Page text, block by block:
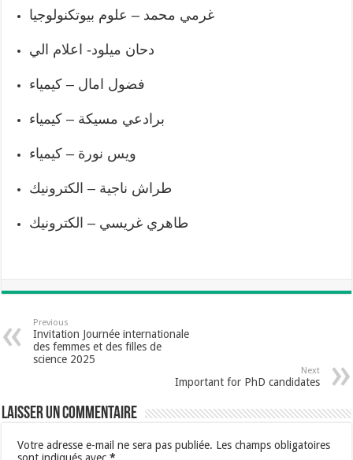
غرمي محمد – علوم بيوتكنولوجيا
دحان ميلود- اعلام الي
فضول امال – كيمياء
برادعي مسيكة – كيمياء
ويس نورة – كيمياء
طراش ناجية – الكترونيك
طاهري غريسي – الكترونيك
Previous
Invitation Journée internationale
des femmes et des filles de
science 2025
Next
Important for PhD candidates
Laisser un commentaire
Votre adresse e-mail ne sera pas publiée. Les champs obligatoires